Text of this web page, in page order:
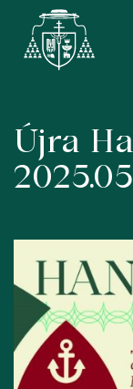
Skip
content
Újra